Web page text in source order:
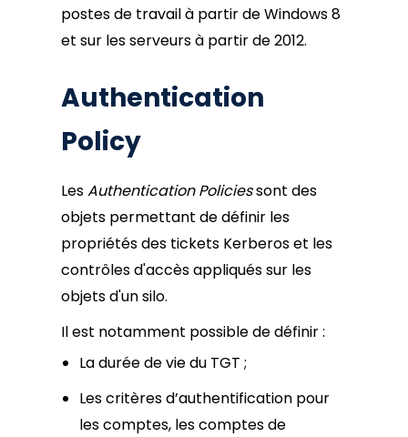
postes de travail à partir de Windows 8
et sur les serveurs à partir de 2012.
Authentication
Policy
LesAuthentication Policiessont des
objets permettant de définir les
propriétés des tickets Kerberos et les
contrôles d'accès appliqués sur les
objets d'un silo.
Il est notamment possible de définir :
La durée de vie du TGT ;
Les critères d’authentification pour
les comptes, les comptes de